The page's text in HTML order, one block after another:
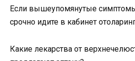
Если вышеупомянутые
срочно идите в кабинет
Какие лекарства от